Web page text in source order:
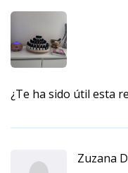
¿Te ha sido útil esta
Zuzana